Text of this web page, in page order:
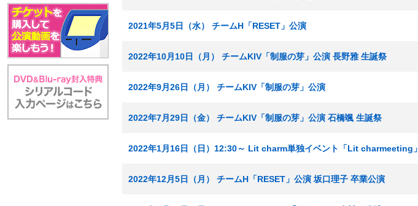
2021年5月5日（水） チームH「RESET」公演
2022年10月10日（月） チームKIV「制服の芽」公演 長野雅 生誕祭
2022年9月26日（月） チームKIV「制服の芽」公演
2022年7月29日（金） チームKIV「制服の芽」公演 石橋颯 生誕祭
2022年1月16日（日）12:30～ Lit charm単独イベント「Lit charmeeting」
2022年12月5日（月） チームH「RESET」公演 坂口理子 卒業公演